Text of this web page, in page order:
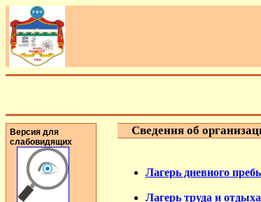
Версия для
слабовидящих
Сведения об
Лагерь дневного
Лагерь труда и отдыха